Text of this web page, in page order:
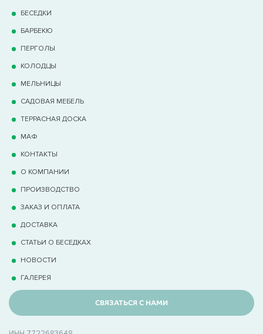
БЕСЕДКИ
БАРБЕКЮ
ПЕРГОЛЫ
КОЛОДЦЫ
МЕЛЬНИЦЫ
САДОВАЯ МЕБЕЛЬ
ТЕРРАCНАЯ ДОСКА
МАФ
КОНТАКТЫ
О КОМПАНИИ
ПРОИЗВОДСТВО
ЗАКАЗ И ОПЛАТА
ДОСТАВКА
СТАТЬИ О БЕСЕДКАХ
НОВОСТИ
ГАЛЕРЕЯ
СВЯЗАТЬСЯ С НАМИ